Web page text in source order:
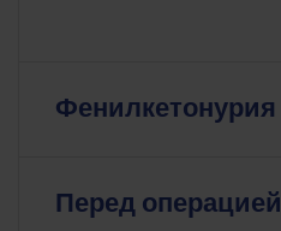
Фенилкетонурия
Перед операцией